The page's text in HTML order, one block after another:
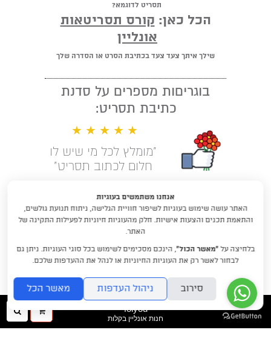
תסריט לדוגמא?
הכל כאן: קורס תסריטאות
אונליין
שילך איתך צעד צעד בכתיבת הסרט או הסדרה שלך
בוגריםות מספרים על סדנת
כתיבת תסריט:
★ ★ ★ ★ ★
"מומלץ לכל מי שיש לו
חלום לכתוב תסריט"
לימודי תסריטאות וסטוריטלינג עם
דניאלה דורון
DraftRishon@gmail.com
folyou
חנות אונליין בקלות
ההזמנה
אנחנו משתמשים בעוגיות
האתר עושה שימוש בעוגיות לשיפור חוויית הגלישה, ניתוח תנועת גולשים,
והתאמת תכנים והצעות אישיות. חלק מהעוגיות חיוניות לפעילות התקינה של
האתר.
בלחיצה על “מאשר הכול”, הינכם מסכימים לשימוש בכל סוגי העוגיות. ניתן גם
לבחור לאשר רק את העוגיות החיוניות או לנהל את ההעדפות שלכם.
סירוב ניהול העדפות מאשר הכל